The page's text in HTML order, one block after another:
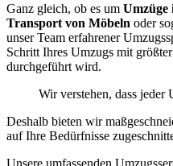
Ganz gleich, ob es um Umzüge
Transport von Möbeln oder
unser Team erfahrener
Schritt Ihres Umzugs mit
durchgeführt wird.
Wir verstehen, dass jeder
Deshalb bieten wir
auf Ihre Bedürfnisse
Unsere umfassenden